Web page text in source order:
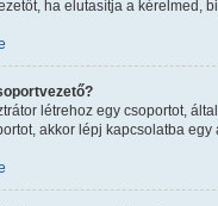
ha elutasítja a kérelmed,
létrehoz egy csoportot,
akkor lépj kapcsolatba